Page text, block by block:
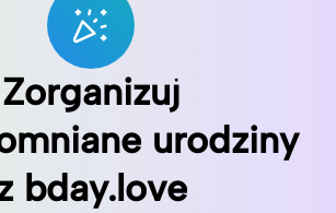
Zorganizuj
urodziny
bday.love